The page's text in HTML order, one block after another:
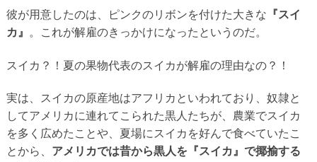
彼が用意したのは、ピンクのリボンを付けた大きな 『スイ
カ』
。これが解雇のきっかけになったというのだ。
スイカ？！夏の果物代表のスイカが解雇の理由なの？！
実は、スイカの原産地はアフリカといわれており、奴隷と
してアメリカに連れてこられた黒人たちが、農業でスイカ
を多く広めたことや、夏場にスイカを好んで食べていたこ
とから、 アメリカでは昔から黒人を『スイカ』で揶揄する